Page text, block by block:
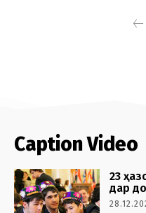
Caption Video
23
дар